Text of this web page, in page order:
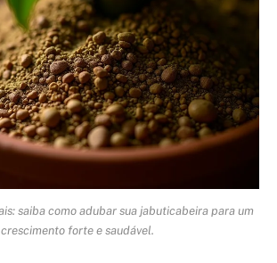
saiba como adubar sua jabuticabeira para um
crescimento forte e saudável.